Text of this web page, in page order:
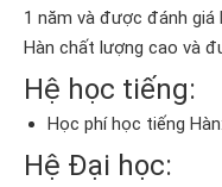
1 năm và được đánh
Hàn chất lượng cao và
Hệ học tiếng:
Học phí học tiếng
Hệ Đại học: